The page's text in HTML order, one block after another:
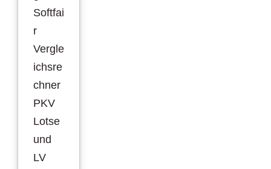
Softfai
r
Vergle
ichsre
chner
PKV
Lotse
und
LV